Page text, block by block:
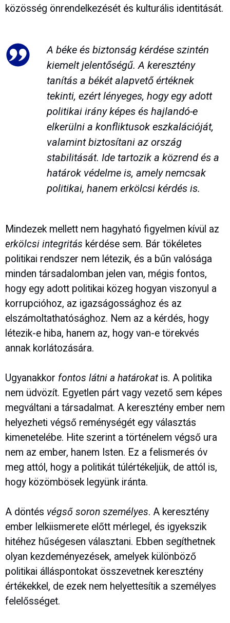
közösség önrendelkezését és kulturális identitását.
A béke és biztonságkérdése szintén
kiemelt jelentőségű. A keresztény
tanítás a békét alapvető értéknek
tekinti, ezért lényeges, hogy egy adott
politikai irány képes és hajlandó-e
elkerülni a konfliktusok eszkalációját,
valamint biztosítani az ország
stabilitását. Ide tartozik a közrend és a
határok védelme is, amely nemcsak
politikai, hanem erkölcsi kérdés is.
Mindezek mellett nem hagyható figyelmen kívül az
erkölcsi integritás kérdése sem. Bár tökéletes
politikai rendszer nem létezik, és a bűn valósága
minden társadalomban jelen van, mégis fontos,
hogy egy adott politikai közeg hogyan viszonyul a
korrupcióhoz, az igazságossághoz és az
elszámoltathatósághoz. Nem az a kérdés, hogy
létezik-e hiba, hanem az, hogy van-e törekvés
annak korlátozására.
Ugyanakkor fontos látni a határokatis. A politika
nem üdvözít. Egyetlen párt vagy vezető sem képes
megváltani a társadalmat. A keresztény ember nem
helyezheti végső reménységét egy választás
kimenetelébe. Hite szerint a történelem végső ura
nem az ember, hanem Isten. Ez a felismerés óv
meg attól, hogy a politikát túlértékeljük, de attól is,
hogy közömbösek legyünk iránta.
A döntés végső soron személyes. A keresztény
ember lelkiismerete előtt mérlegel, és igyekszik
hitéhez hűségesen választani. Ebben segíthetnek
olyan kezdeményezések, amelyek különböző
politikai álláspontokat összevetnek keresztény
értékekkel, de ezek nem helyettesítik a személyes
felelősséget.